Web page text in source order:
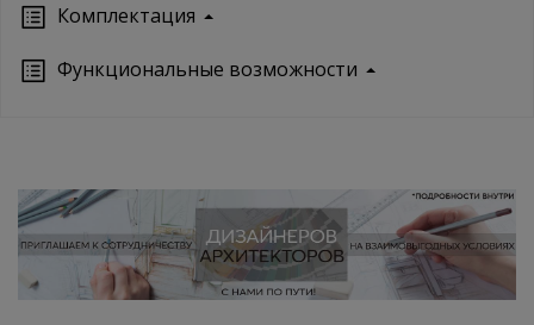
Кoмплектация
Функциональные возможности